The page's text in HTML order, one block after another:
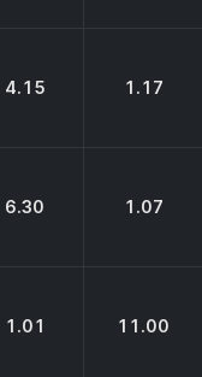
4.15 1.17
6.30 1.07
1.01 11.00